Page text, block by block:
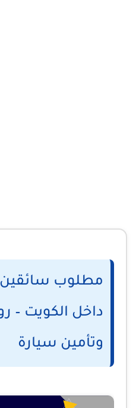
مطلوب
داخل الكويت –
وتأمين سيارة